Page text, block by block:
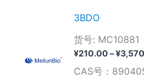
3BDO
货号: MC10881
¥210.00–¥
CAS号：